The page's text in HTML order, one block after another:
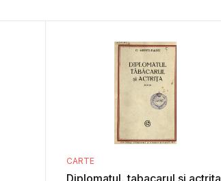
CARTE
Diplomatul, tabacarul si actrita